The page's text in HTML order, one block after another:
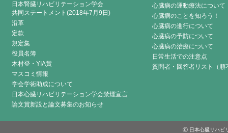
日本腎臓リハビリテーション学会
共同ステートメント(2018年7月9日)
沿革
定款
規定集
役員名簿
木村登・YIA賞
マスコミ情報
学会学術助成について
日本心臓リハビリテーション学会禁煙宣言
論文賞新設と論文募集のお知らせ
心臓病の運動療法について
心臓病のことを知ろう！
心臓病の進行について
心臓病の予防について
心臓病の治療について
日常生活での注意点
質問者・回答者リスト（順
Ⓒ 日本心臓リハビ